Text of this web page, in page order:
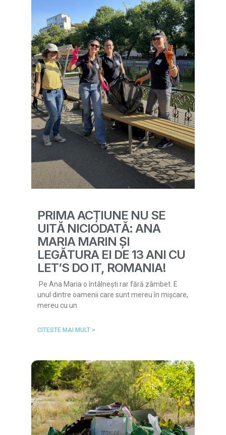
PRIMA ACȚIUNE NU SE
UITĂ NICIODATĂ: ANA
MARIA MARIN ȘI
LEGĂTURA EI DE 13 ANI CU
LET’S DO IT, ROMANIA!
Pe Ana Maria o întâlnești rar fără zâmbet. E
unul dintre oamenii care sunt mereu în mișcare,
mereu cu un
CITESTE MAI MULT >